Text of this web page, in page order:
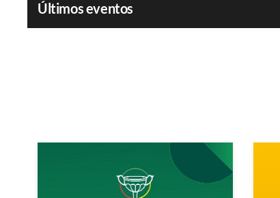
Últimos eventos